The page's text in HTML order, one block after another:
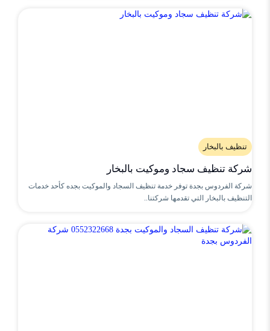
تنظيف بالبخار
شركة تنظيف سجاد وموكيت بالبخار
شركة الفردوس بجدة توفر خدمة تنظيف السجاد والموكيت بجده كأحد خدمات
التنظيف بالبخار التي تقدمها شركتنا..